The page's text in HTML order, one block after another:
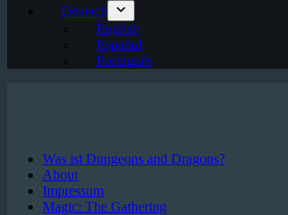
Deutsch
English
Español
Português
Was ist Dungeons and Dragons?
About
Impressum
Magic: The Gathering